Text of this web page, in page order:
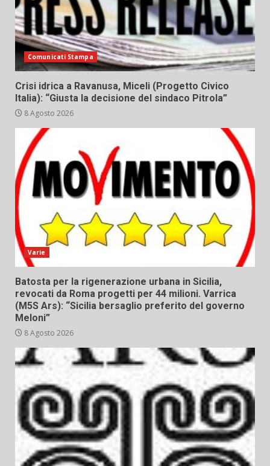
Comunicati Stampa
Crisi idrica a Ravanusa, Miceli (Progetto Civico
Italia): “Giusta la decisione del sindaco Pitrola”
8 Agosto 2026
Varie
Batosta per la rigenerazione urbana in Sicilia,
revocati da Roma progetti per 44 milioni. Varrica
(M5S Ars): “Sicilia bersaglio preferito del governo
Meloni”
8 Agosto 2026